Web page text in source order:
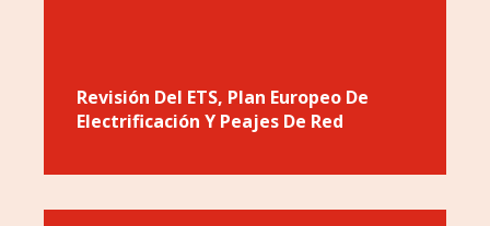
Revisión Del ETS, Plan Europeo De
Electrificación Y Peajes De Red